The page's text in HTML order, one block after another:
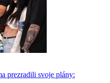
prezradili svoje plány: